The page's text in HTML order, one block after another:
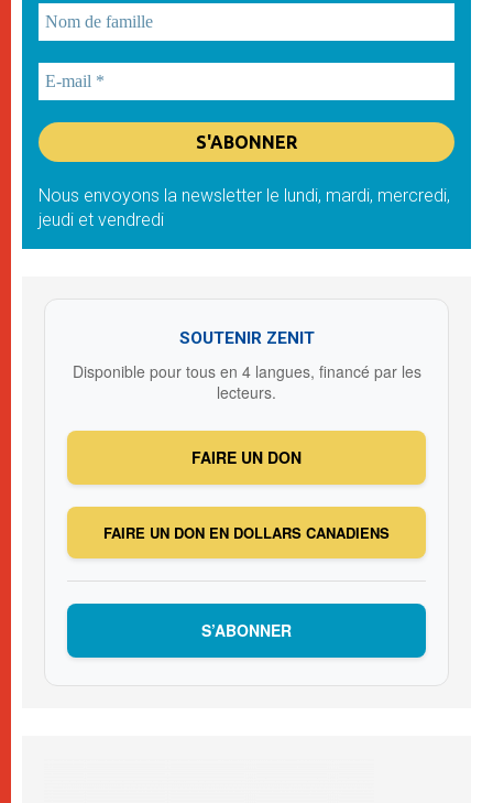
Nous envoyons la newsletter le lundi, mardi, mercredi,
jeudi et vendredi
SOUTENIR ZENIT
Disponible pour tous en 4 langues, financé par les
lecteurs.
FAIRE UN DON
FAIRE UN DON EN DOLLARS CANADIENS
S’ABONNER